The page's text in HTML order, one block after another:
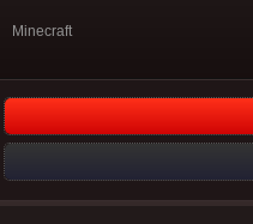
Minecraft